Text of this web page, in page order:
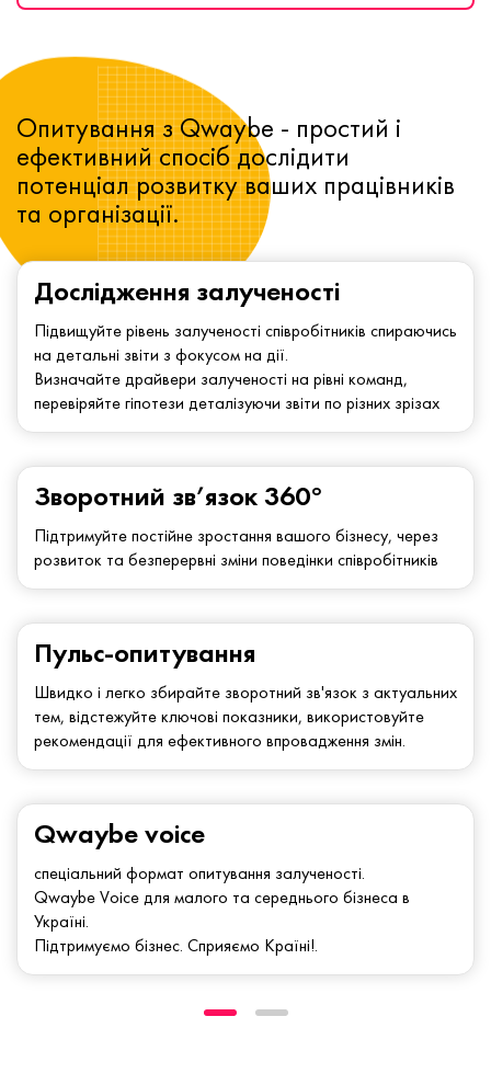
Дослідження залученості
Підвищуйте рівень залученості співробітників спираючись
на детальні звіти з фокусом на дії.
Визначайте драйвери залученості на рівні команд,
перевіряйте гіпотези деталізуючи звіти по різних зрізах
Зворотний зв’язок 360°
Підтримуйте постійне зростання вашого бізнесу, через
розвиток та безперервні зміни поведінки співробітників
Опитування з Qwaybe - простий і
ефективний спосіб дослідити
потенціал розвитку ваших працівників
та організації.
Qwaybe voice
спеціальний формат опитування залученості.
Qwaybe Voice для малого та середнього бізнеса в
Україні.
Підтримуємо бізнес. Сприяємо Країні!.
Пульс-опитування
Швидко і легко збирайте зворотний зв'язок з актуальних
тем, відстежуйте ключові показники, використовуйте
рекомендації для ефективного впровадження змін.